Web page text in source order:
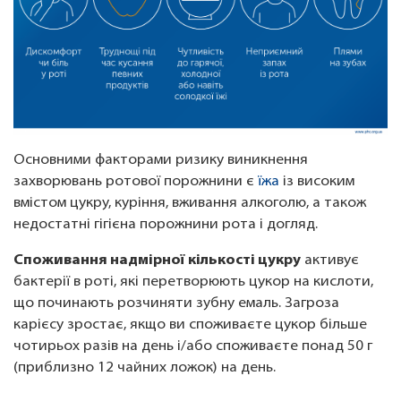
Основними факторами ризику виникнення
захворювань ротової порожнини є їжа із високим
вмістом цукру, куріння, вживання алкоголю, а також
недостатні гігієна порожнини рота і догляд.
Споживання надмірної кількості цукру активує
бактерії в роті, які перетворюють цукор на кислоти,
що починають розчиняти зубну емаль. Загроза
карієсу зростає, якщо ви споживаєте цукор більше
чотирьох разів на день і/або споживаєте понад 50 г
(приблизно 12 чайних ложок) на день.